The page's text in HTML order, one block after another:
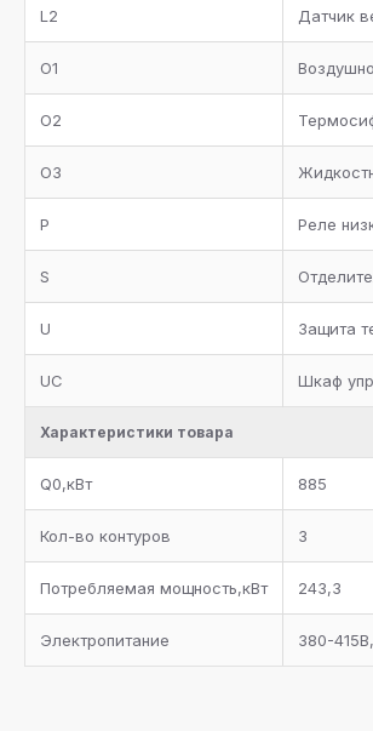
Металлическая окрашенная рама
Манометры высокого и низкого
Коллектор всасывания с
Два предохранительных клапана с
вентилем на ресивере хладагента
Запорные вентили на агрегате
Отделитель масла с нагревателем,
реле низкого уровня масла,
запорный вентиль, электромагнитный
линию возврата масла в каждый
Система регулирования давления
линии нагнетания
Фильтр-очиститель на линии
L2 Датчик
O1
O2
O3
P Реле
S
U Защита
UC Шкаф
Характеристики товара
Q0,кВт 885
Кол-во контуров 3
Потребляемая мощность,кВт 243,3
Электропитание 380-